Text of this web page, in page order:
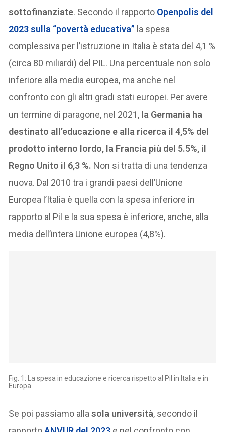
sottofinanziate. Secondo il rapporto Openpolis del
2023 sulla “povertà educativa” la spesa
complessiva per l’istruzione in Italia è stata del 4,1 %
(circa 80 miliardi) del PIL. Una percentuale non solo
inferiore alla media europea, ma anche nel
confronto con gli altri gradi stati europei. Per avere
un termine di paragone, nel 2021, la Germania ha
destinato all’educazione e alla ricerca il 4,5% del
prodotto interno lordo, la Francia più del 5.5%, il
Regno Unito il 6,3 %. Non si tratta di una tendenza
nuova. Dal 2010 tra i grandi paesi dell’Unione
Europea l’Italia è quella con la spesa inferiore in
rapporto al Pil e la sua spesa è inferiore, anche, alla
media dell’intera Unione europea (4,8%).
Fig. 1: La spesa in educazione e ricerca rispetto al Pil in Italia e in
Europa
Se poi passiamo allasola università, secondo il